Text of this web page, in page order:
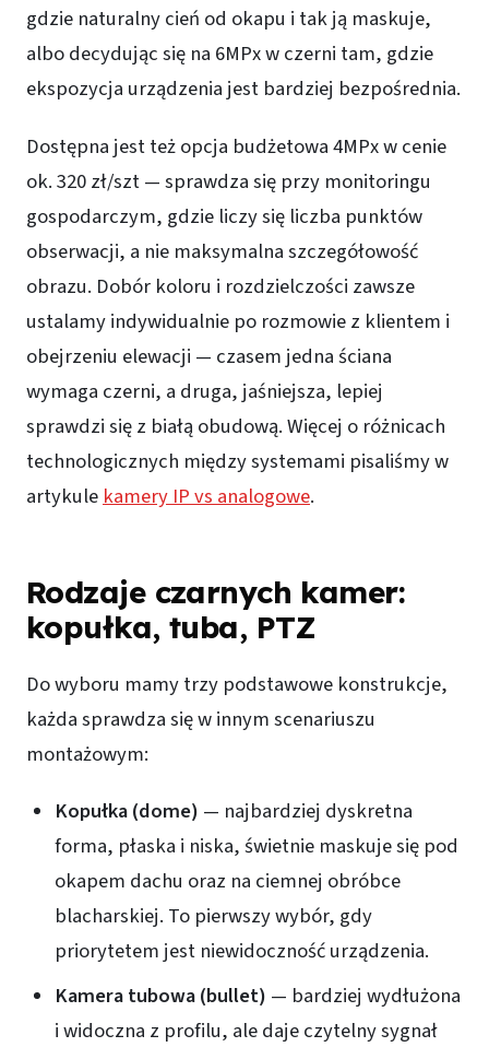
gdzie naturalny cień od okapu i tak ją maskuje,
albo decydując się na 6MPx w czerni tam, gdzie
ekspozycja urządzenia jest bardziej bezpośrednia.
Dostępna jest też opcja budżetowa 4MPx w cenie
ok. 320 zł/szt — sprawdza się przy monitoringu
gospodarczym, gdzie liczy się liczba punktów
obserwacji, a nie maksymalna szczegółowość
obrazu. Dobór koloru i rozdzielczości zawsze
ustalamy indywidualnie po rozmowie z klientem i
obejrzeniu elewacji — czasem jedna ściana
wymaga czerni, a druga, jaśniejsza, lepiej
sprawdzi się z białą obudową. Więcej o różnicach
technologicznych między systemami pisaliśmy w
artykule kamery IP vs analogowe.
Rodzaje czarnych kamer:
kopułka, tuba, PTZ
Do wyboru mamy trzy podstawowe konstrukcje,
każda sprawdza się w innym scenariuszu
montażowym:
Kopułka (dome) — najbardziej dyskretna
forma, płaska i niska, świetnie maskuje się pod
okapem dachu oraz na ciemnej obróbce
blacharskiej. To pierwszy wybór, gdy
priorytetem jest niewidoczność urządzenia.
Kamera tubowa (bullet) — bardziej wydłużona
i widoczna z profilu, ale daje czytelny sygnał